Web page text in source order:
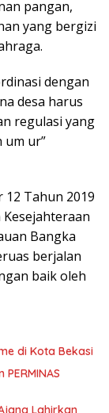
pangan,
yang bergizi
dengan
desa harus
regulasi yang
um ur”
12 Tahun 2019
Bangka
berjalan
baik oleh
di Kota Bekasi
Lahirkan